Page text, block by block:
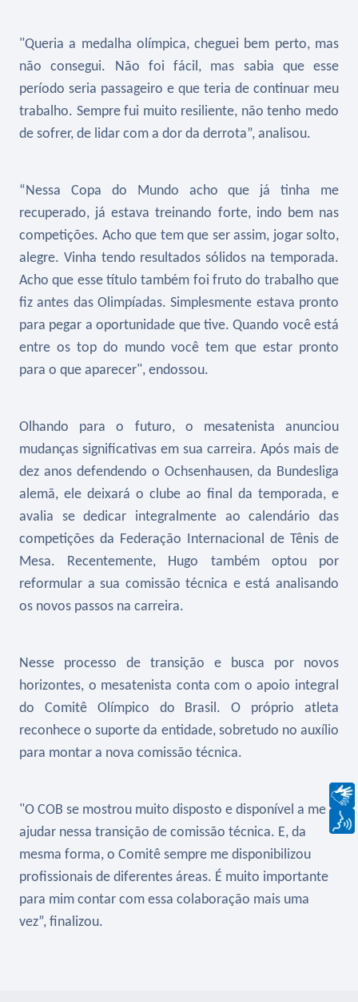
"Queria a medalha olímpica, cheguei bem perto, mas
não consegui. Não foi fácil, mas sabia que esse
período seria passageiro e que teria de continuar meu
trabalho. Sempre fui muito resiliente, não tenho medo
de sofrer, de lidar com a dor da derrota”, analisou.
“Nessa Copa do Mundo acho que já tinha me
recuperado, já estava treinando forte, indo bem nas
competições. Acho que tem que ser assim, jogar solto,
alegre. Vinha tendo resultados sólidos na temporada.
Acho que esse título também foi fruto do trabalho que
fiz antes das Olimpíadas. Simplesmente estava pronto
para pegar a oportunidade que tive. Quando você está
entre os top do mundo você tem que estar pronto
para o que aparecer", endossou.
Olhando para o futuro, o mesatenista anunciou
mudanças significativas em sua carreira. Após mais de
dez anos defendendo o Ochsenhausen, da Bundesliga
alemã, ele deixará o clube ao final da temporada, e
avalia se dedicar integralmente ao calendário das
competições da Federação Internacional de Tênis de
Mesa. Recentemente, Hugo também optou por
reformular a sua comissão técnica e está analisando
os novos passos na carreira.
Nesse processo de transição e busca por novos
horizontes, o mesatenista conta com o apoio integral
do Comitê Olímpico do Brasil. O próprio atleta
reconhece o suporte da entidade, sobretudo no auxílio
para montar a nova comissão técnica.
"O COB se mostrou muito disposto e disponível a me
ajudar nessa transição de comissão técnica. E, da
mesma forma, o Comitê sempre me disponibilizou
profissionais de diferentes áreas. É muito importante
para mim contar com essa colaboração mais uma
vez”, finalizou.